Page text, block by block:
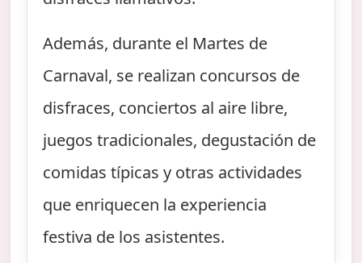
Además, durante el Martes de
Carnaval, se realizan concursos de
disfraces, conciertos al aire libre,
juegos tradicionales, degustación de
comidas típicas y otras actividades
que enriquecen la experiencia
festiva de los asistentes.